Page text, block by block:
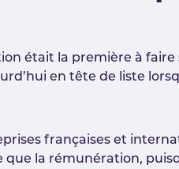
était la première à
en tête de liste
françaises et
la rémunération,